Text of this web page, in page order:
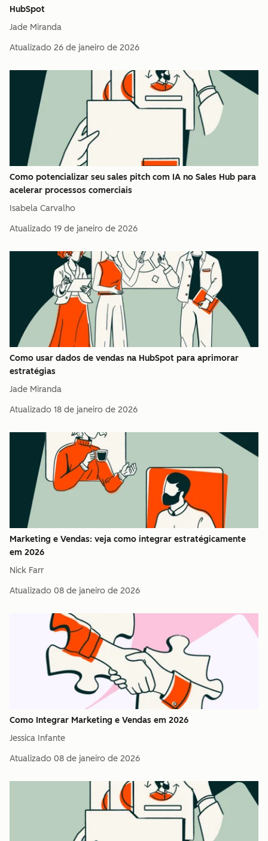
HubSpot
Jade Miranda
Atualizado 26 de janeiro de 2026
Como potencializar seu sales pitch com IA no Sales Hub para
acelerar processos comerciais
Isabela Carvalho
Atualizado 19 de janeiro de 2026
Como usar dados de vendas na HubSpot para aprimorar
estratégias
Jade Miranda
Atualizado 18 de janeiro de 2026
Marketing e Vendas: veja como integrar estratégicamente
em 2026
Nick Farr
Atualizado 08 de janeiro de 2026
Como Integrar Marketing e Vendas em 2026
Jessica Infante
Atualizado 08 de janeiro de 2026